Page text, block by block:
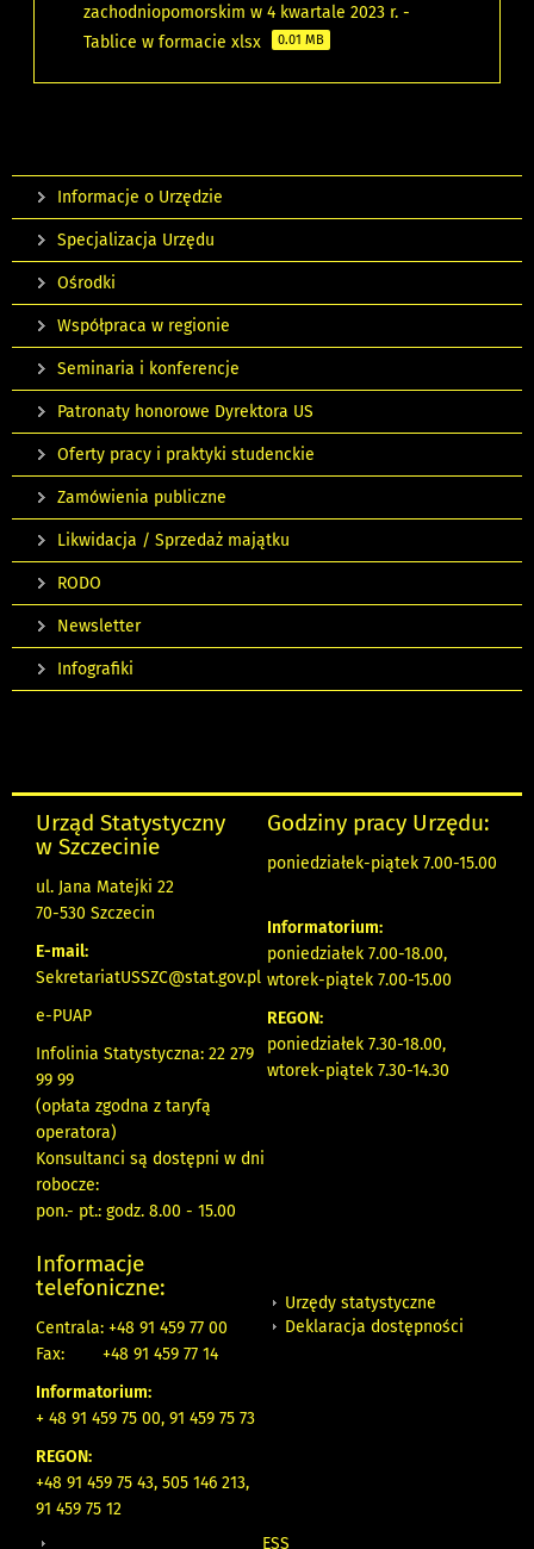
zachodniopomorskim w 4 kwartale 2023 r. -
Tablice w formacie xlsx
0.01 MB
Informacje o Urzędzie
Specjalizacja Urzędu
Ośrodki
Współpraca w regionie
Seminaria i konferencje
Patronaty honorowe Dyrektora US
Oferty pracy i praktyki studenckie
Zamówienia publiczne
Likwidacja / Sprzedaż majątku
RODO
Newsletter
Infografiki
Urząd Statystyczny
w Szczecinie
ul. Jana Matejki 22
70-530 Szczecin
E-mail:
SekretariatUSSZC@stat.gov.pl
e-PUAP
Infolinia Statystyczna: 22 279
99 99
(opłata zgodna z taryfą
operatora)
Konsultanci są dostępni w dni
robocze:
pon.- pt.: godz. 8.00 - 15.00
Godziny pracy Urzędu:
poniedziałek-piątek 7.00-15.00
Informatorium:
poniedziałek 7.00-18.00,
wtorek-piątek 7.00-15.00
REGON:
poniedziałek 7.30-18.00,
wtorek-piątek 7.30-14.30
Informacje
telefoniczne:
Centrala: +48 91 459 77 00
Fax:
+48 91 459 77 14
Informatorium:
+ 48 91 459 75 00, 91 459 75 73
REGON:
+48 91 459 75 43, 505 146 213,
91 459 75 12
Urzędy statystyczne
Deklaracja dostępności
ESS